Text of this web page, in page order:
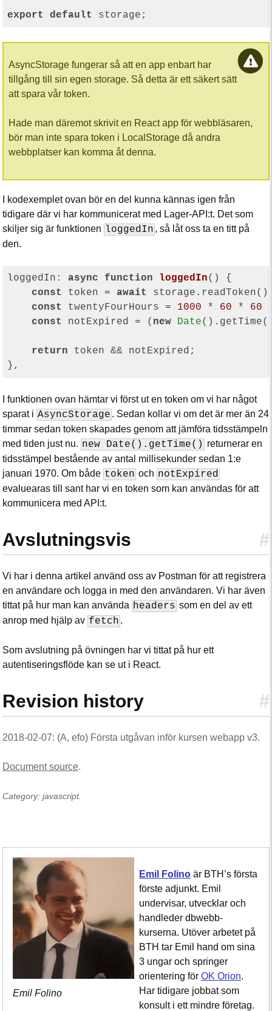
export default
AsyncStorage fungerar så att en app enbart har
tillgång till sin egen storage. Så detta är ett säkert sätt
att spara vår token.
Hade man däremot skrivit en React app för webbläsaren,
bör man inte spara token i LocalStorage då andra
webbplatser kan komma åt denna.
I kodexemplet ovan bör en del kunna kännas igen från
tidigare där vi har kommunicerat med Lager-API:t. Det som
skiljer sig är funktionen loggedIn , så låt oss ta en titt på
den.
loggedIn: async function loggedIn( ) {
const
token = await
const
twentyFourHours = 1000 * 60 * 60
const
notExpired = ( new Date
return token && notExpired;
I funktionen ovan hämtar vi först ut en token om vi har något
sparat i AsyncStorage . Sedan kollar vi om det är mer än 24
timmar sedan token skapades genom att jämföra tidsstämpeln
med tiden just nu. new Date().getTime() returnerar en
tidsstämpel bestående av antal millisekunder sedan 1:e
januari 1970. Om både token och notExpired
evaluearas till sant har vi en token som kan användas för att
kommunicera med API:t.
#
Avslutningsvis
Vi har i denna artikel använd oss av Postman för att registrera
en användare och logga in med den användaren. Vi har även
tittat på hur man kan använda headers som en del av ett
anrop med hjälp av fetch .
Som avslutning på övningen har vi tittat på hur ett
autentiseringsflöde kan se ut i React.
#
Revision history
2018-02-07: (A, efo) Första utgåvan inför kursen webapp v3.
Document source.
Category: javascript.
Emil Folino
Emil Folino är BTH’s första
förste adjunkt. Emil
undervisar, utvecklar och
handleder dbwebb-
kurserna. Utöver arbetet på
BTH tar Emil hand om sina
3 ungar och springer
orientering förOK Orion.
Har tidigare jobbat som
konsult i ett mindre företag.